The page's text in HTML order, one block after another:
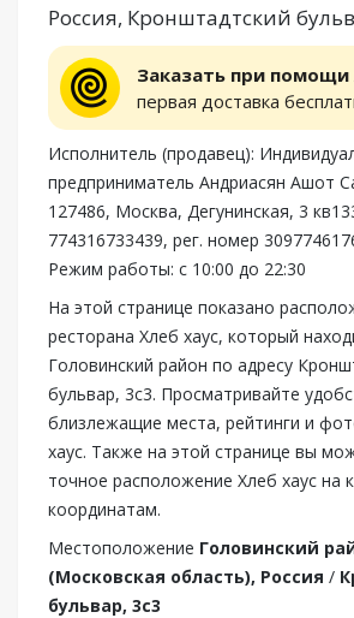
Россия, Кронштадтский
Заказать при
первая доставка
Исполнитель (продавец):
предприниматель Андриасян Ашот
127486, Москва, Дегунинская, 3
774316733439, рег. номер
Режим работы: с 10:00 до 22:30
На этой странице показано
ресторана Хлеб хаус, который
Головинский район по адресу
бульвар, 3с3. Просматривайте
близлежащие места, рейтинги и
хаус. Также на этой странице вы
точное расположение Хлеб хаус на
координатам.
Местоположение Головинский
(Московская область), Россия /
бульвар, 3с3